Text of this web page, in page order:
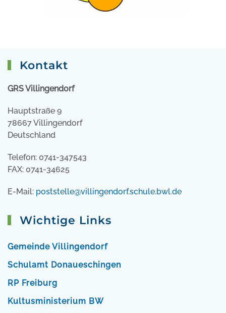
Kontakt
GRS Villingendorf
Hauptstraße 9
78667 Villingendorf
Deutschland
Telefon: 0741-347543
FAX: 0741-34625
E-Mail: poststelle@villingendorf.schule.bwl.de
Wichtige Links
Gemeinde Villingendorf
Schulamt Donaueschingen
RP Freiburg
Kultusministerium BW